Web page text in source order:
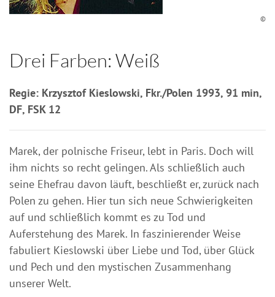
©
Drei Farben: Weiß
Regie: Krzysztof Kieslowski, Fkr./Polen 1993, 91 min,
DF, FSK 12
Marek, der polnische Friseur, lebt in Paris. Doch will
ihm nichts so recht gelingen. Als schließlich auch
seine Ehefrau davon läuft, beschließt er, zurück nach
Polen zu gehen. Hier tun sich neue Schwierigkeiten
auf und schließlich kommt es zu Tod und
Auferstehung des Marek. In faszinierender Weise
fabuliert Kieslowski über Liebe und Tod, über Glück
und Pech und den mystischen Zusammenhang
unserer Welt.